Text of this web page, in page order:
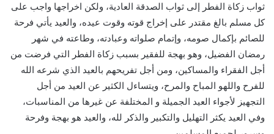
ثواب زكاة الفطر إلى ثواب الصدقة العادية، ولكن اخراجها واجب على
كل مسلم بالغ مقتدر على إخراج قوته وقوت عيده، والعيد يأتي فرحة
للصائم بإكمال صومه، وإتمام صلواته وعبادته، وطاعته في شهر
رمضان الفضيل، وهو بهجة للفقير بسبب زكاة الفطر التي فرضت من
أجل الفقراء والمساكين، ومن أجل تفريحهم بالعيد الذي شرعه الله
للفرح واللهو المباح والمرح، ويتساءل الكثير عن العيد من أجل
التجهيز لأجواء العيد الجميلة و المختلفة عن غيرها من المناسبات،
وفي العيد يكثر التهليل والتكبير والذكر لله، والعيد هو بهجة وفرحة